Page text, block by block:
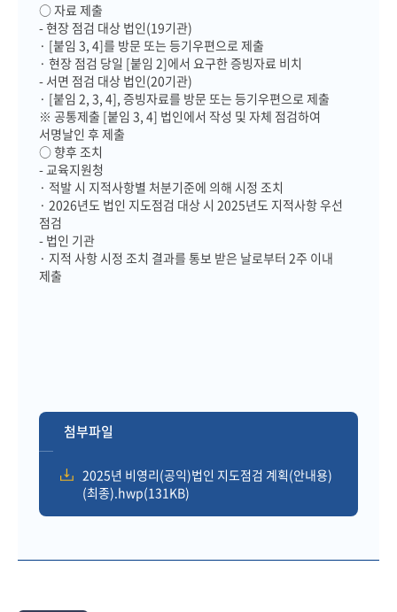
○ 자료 제출
- 현장 점검 대상 법인(19기관)
· [붙임 3, 4]를 방문 또는 등기우편으로 제출
· 현장 점검 당일 [붙임 2]에서 요구한 증빙자료 비치
- 서면 점검 대상 법인(20기관)
· [붙임 2, 3, 4], 증빙자료를 방문 또는 등기우편으로 제출
※ 공통제출 [붙임 3, 4] 법인에서 작성 및 자체 점검하여
서명날인 후 제출
○ 향후 조치
- 교육지원청
· 적발 시 지적사항별 처분기준에 의해 시정 조치
· 2026년도 법인 지도점검 대상 시 2025년도 지적사항 우선
점검
- 법인 기관
· 지적 사항 시정 조치 결과를 통보 받은 날로부터 2주 이내
제출
첨부파일
2025년 비영리(공익)법인 지도점검 계획(안내용)
(최종).hwp(131KB)